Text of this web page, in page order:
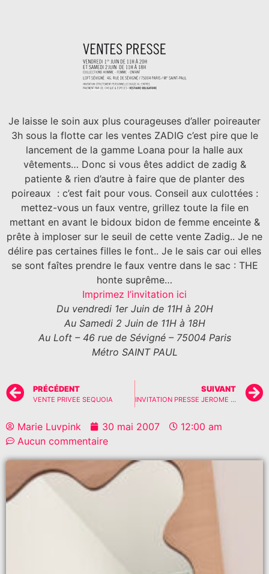
Je laisse le soin aux plus courageuses d’aller poireauter
3h sous la flotte car les ventes ZADIG c’est pire que le
lancement de la gamme Loana pour la halle aux
vêtements… Donc si vous êtes addict de zadig &
patiente & rien d’autre à faire que de planter des
poireaux : c’est fait pour vous. Conseil aux culottées :
mettez-vous un faux ventre, grillez toute la file en
mettant en avant le bidoux bidon de femme enceinte &
prête à imploser sur le seuil de cette vente Zadig.. Je ne
délire pas certaines filles le font.. Je le sais car oui elles
se sont faîtes prendre le faux ventre dans le sac : THE
honte suprême…
Imprimez l’invitation ici
Du vendredi 1er Juin de 11H à 20H
Au Samedi 2 Juin de 11H à 18H
Au Loft – 46 rue de Sévigné – 75004 Paris
Métro SAINT PAUL
PRÉCÉDENT
VENTE PRIVEE SEQUOIA
SUIVANT
INVITATION PRESSE JEROME DREYFUSS
Marie Luvpink 30 mai 2007
12:00 am
Aucun commentaire